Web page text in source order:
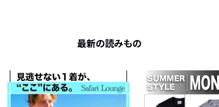
最新の読みもの